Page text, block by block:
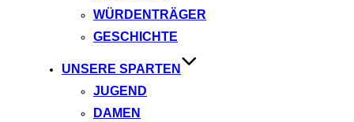
WÜRDENTRÄGER
GESCHICHTE
UNSERE SPARTEN
JUGEND
DAMEN